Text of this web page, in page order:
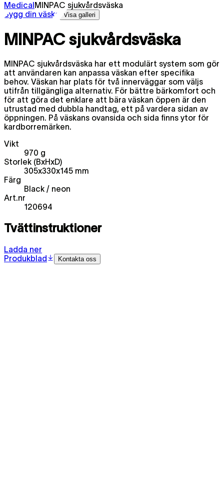
MedicalMINPAC sjukvårdsväska
Bygg din väska
Visa galleri
MINPAC sjukvårdsväska
MINPAC sjukvårdsväska har ett modulärt system som gör
att användaren kan anpassa väskan efter specifika
behov. Väskan har plats för två innerväggar som väljs
utifrån tillgängliga alternativ. För bättre bärkomfort och
för att göra det enklare att bära väskan öppen är den
utrustad med dubbla handtag, ett på vardera sidan av
öppningen. På väskans ovansida och sida finns ytor för
kardborremärken.
Vikt
970 g
Storlek (BxHxD)
305x330x145 mm
Färg
Black / neon
Art.nr
120694
Tvättinstruktioner
Ladda ner
Produkblad
Kontakta oss